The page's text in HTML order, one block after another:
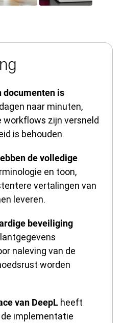
documenten is
dagen naar minuten,
workflows zijn versneld
is behouden.
de volledige
en toon,
vertalingen van
leveren.
beveiliging
naleving van de
worden
van DeepL heeft
implementatie